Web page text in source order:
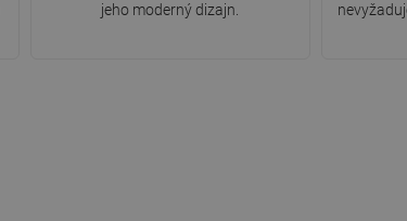
jeho moderný dizajn.